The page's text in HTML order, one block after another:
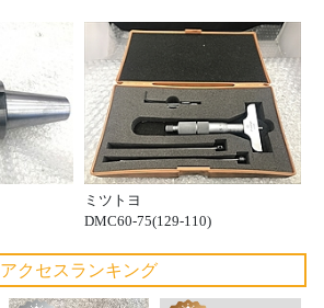
ミツトヨ
DMC60-75(129-110)
アクセスランキング